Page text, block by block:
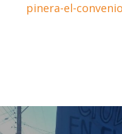
pinera-el-